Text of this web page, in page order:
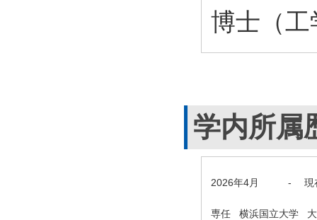
博士（
学内所属
2026年4月 - 現
専任 横浜国立大学